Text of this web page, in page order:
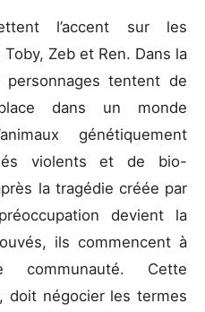
l’accent sur les
Zeb et Ren. Dans la
tentent de
dans un monde
génétiquement
violents et de bio-
la tragédie créée par
devient la
ils commencent à
communauté. Cette
doit négocier les termes